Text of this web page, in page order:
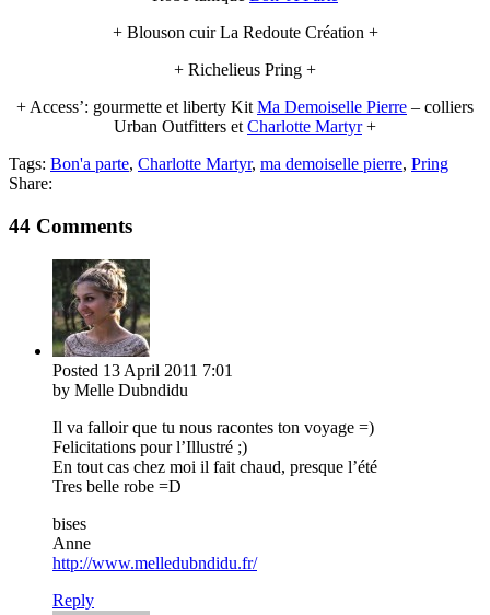
+ Blouson cuir La Redoute Création +
+ Richelieus Pring +
+ Access’: gourmette et liberty Kit Ma Demoiselle Pierre – colliers
Urban Outfitters et Charlotte Martyr+
Tags: Bon'a parte, Charlotte Martyr, ma demoiselle pierre, Pring
Share:
44 Comments
Posted 13 April 2011 7:01
by Melle Dubndidu
Il va falloir que tu nous racontes ton voyage =)
Felicitations pour l’Illustré ;)
En tout cas chez moi il fait chaud, presque l’été
Tres belle robe =D
bises
Anne
http://www.melledubndidu.fr/
Reply